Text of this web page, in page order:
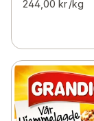
244,00 kr /kg